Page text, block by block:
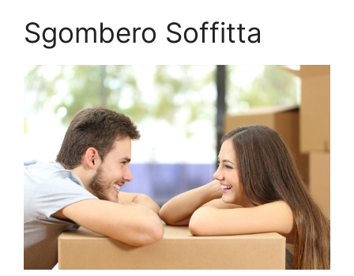
Sgombero Soffitta